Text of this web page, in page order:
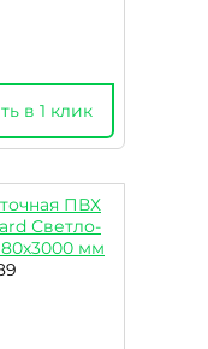
в 1 клик
ПВХ
Светло-
мм